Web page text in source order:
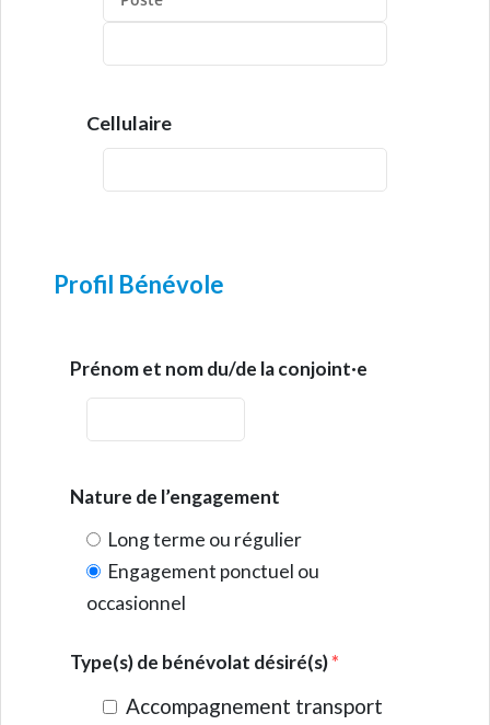
Cellulaire
Profil Bénévole
Prénom et nom du/de la conjoint·e
Nature de l’engagement
Long terme ou régulier
Engagement ponctuel ou
occasionnel
Type(s) de bénévolat désiré(s)*
Accompagnement transport